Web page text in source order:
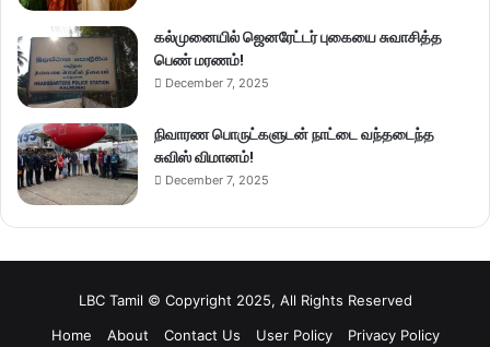
கல்முனையில் ஜெனரேட்டர் புகையை சுவாசித்த
பெண் மரணம்!
December 7, 2025
நிவாரண பொருட்களுடன் நாட்டை வந்தடைந்த
சுவிஸ் விமானம்!
December 7, 2025
LBC Tamil © Copyright 2025, All Rights Reserved
Home
About Contact Us User Policy Privacy Policy